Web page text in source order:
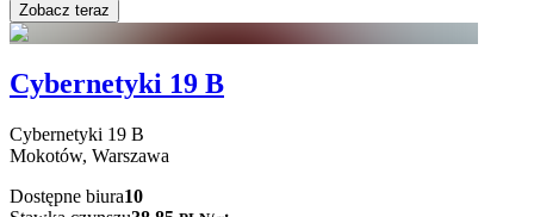
Zobacz teraz
Cybernetyki 19 B
Cybernetyki 19 B
Mokotów, Warszawa
Dostępne biura10